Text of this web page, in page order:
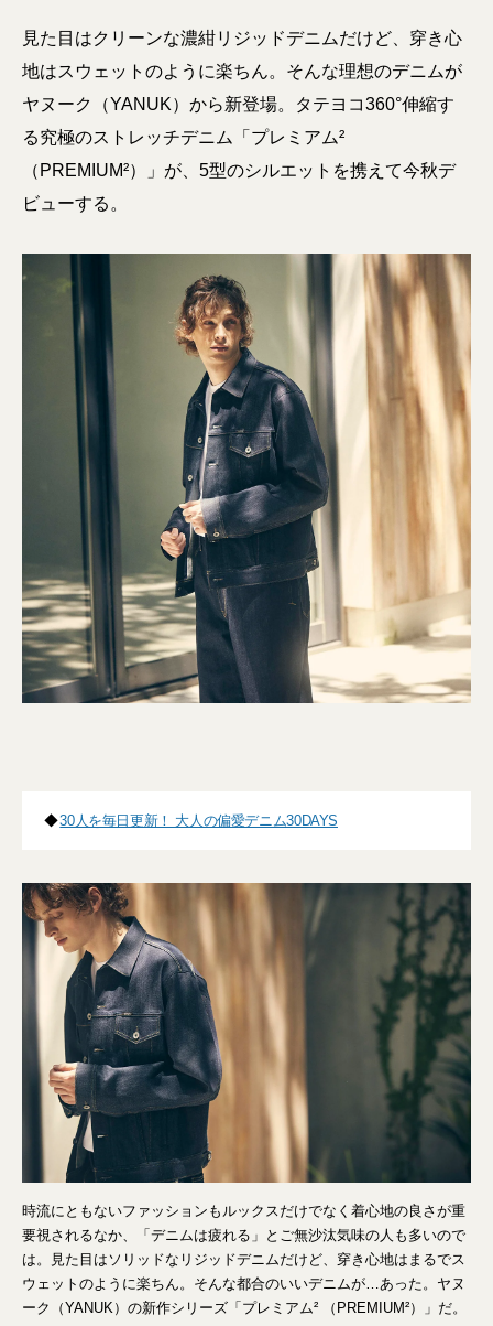
見た目はクリーンな濃紺リジッドデニムだけど、穿き心
地はスウェットのように楽ちん。そんな理想のデニムが
ヤヌーク（YANUK）から新登場。タテヨコ360°伸縮す
る究極のストレッチデニム「プレミアム²
（PREMIUM²）」が、5型のシルエットを携えて今秋デ
ビューする。
◆30人を毎日更新！ 大人の偏愛デニム30DAYS
時流にともないファッションもルックスだけでなく着心地の良さが重
要視されるなか、「デニムは疲れる」とご無沙汰気味の人も多いので
は。見た目はソリッドなリジッドデニムだけど、穿き心地はまるでス
ウェットのように楽ちん。そんな都合のいいデニムが…あった。ヤヌ
ーク（YANUK）の新作シリーズ「プレミアム² （PREMIUM²）」だ。